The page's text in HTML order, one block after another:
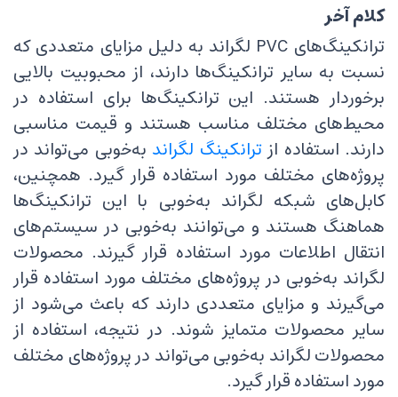
کلام آخر
ترانکینگ‌های PVC لگراند به دلیل مزایای متعددی که
نسبت به سایر ترانکینگ‌ها دارند، از محبوبیت بالایی
برخوردار هستند. این ترانکینگ‌ها برای استفاده در
محیط‌های مختلف مناسب هستند و قیمت مناسبی
دارند. استفاده ازترانکینگ‌ لگراند به‌خوبی می‌تواند در
پروژه‌های مختلف مورد استفاده قرار گیرد. همچنین،
کابل‌های شبکه لگراند به‌خوبی با این ترانکینگ‌ها
هماهنگ هستند و می‌توانند به‌خوبی در سیستم‌های
انتقال اطلاعات مورد استفاده قرار گیرند. محصولات
لگراند به‌خوبی در پروژه‌های مختلف مورد استفاده قرار
می‌گیرند و مزایای متعددی دارند که باعث می‌شود از
سایر محصولات متمایز شوند. در نتیجه، استفاده از
محصولات لگراند به‌خوبی می‌تواند در پروژه‌های مختلف
مورد استفاده قرار گیرد.